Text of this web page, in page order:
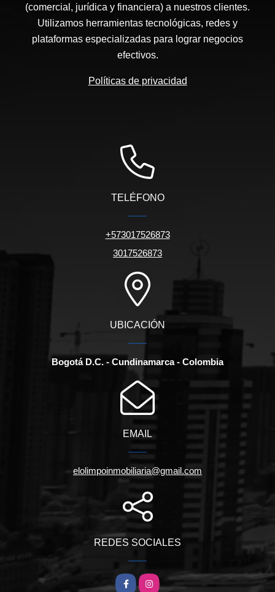
(comercial, jurídica y financiera) a nuestros clientes.
Utilizamos herramientas tecnológicas, redes y
plataformas especializadas para lograr negocios
efectivos.
Políticas de privacidad
TELÉFONO
+573017526873
3017526873
UBICACIÓN
Bogotá D.C. - Cundinamarca - Colombia
EMAIL
elolimpoinmobiliaria@gmail.com
REDES SOCIALES
FacebookInstagram